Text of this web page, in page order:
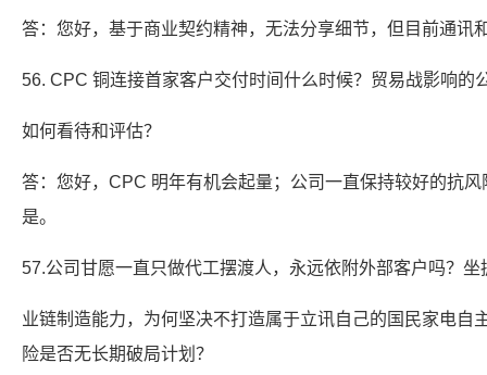
答：您好，基于商业契约精神，无法分享细节，但目前通讯
56. CPC 铜连接首家客户交付时间什么时候？贸易战影响的
如何看待和评估？
答：您好，CPC 明年有机会起量；公司一直保持较好的抗
是。
57.公司甘愿一直只做代工摆渡人，永远依附外部客户吗？坐
业链制造能力，为何坚决不打造属于立讯自己的国民家电自
险是否无长期破局计划？